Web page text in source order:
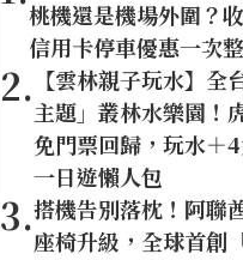
桃機還是機場外圍？
信用卡停車優惠一次整
2. 【雲林親子玩水】全
主題」叢林水樂園！
免門票回歸，玩水＋
一日遊懶人包
3.搭機告別落枕！阿聯
座椅升級，全球首